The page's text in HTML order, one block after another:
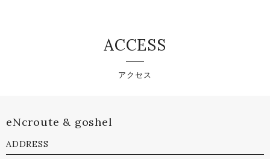
ACCESS
アクセス
eNcroute & goshel
ADDRESS